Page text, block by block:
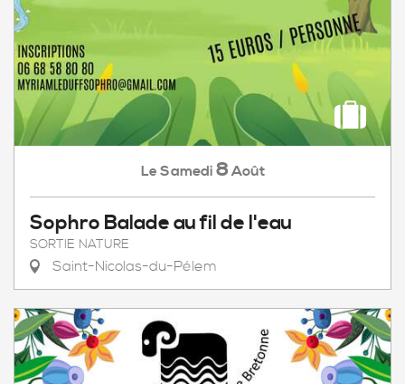
Le Samedi 8 Août
Sophro Balade au fil de l'eau
SORTIE NATURE
Saint-Nicolas-du-Pélem